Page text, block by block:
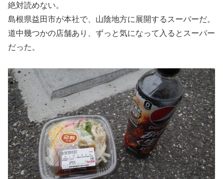
絶対読めない。
島根県益田市が本社で、山陰地方に展開するスーパーだ。
道中幾つかの店舗あり、ずっと気になって入るとスーパー
だった。